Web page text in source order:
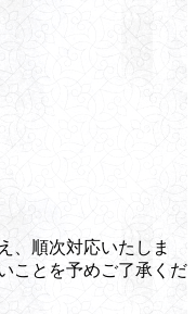
、順次対応いたしま
ことを予めご了承くだ